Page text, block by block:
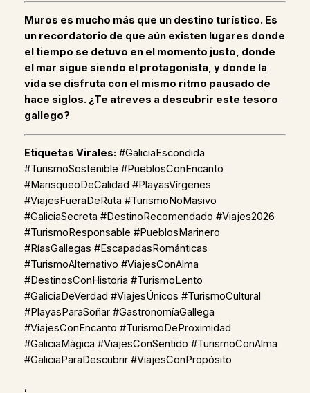
Muros es mucho más que un destino turístico. Es
un recordatorio de que aún existen lugares donde
el tiempo se detuvo en el momento justo, donde
el mar sigue siendo el protagonista, y donde la
vida se disfruta con el mismo ritmo pausado de
hace siglos. ¿Te atreves a descubrir este tesoro
gallego?
Etiquetas Virales: #GaliciaEscondida
#TurismoSostenible #PueblosConEncanto
#MarisqueoDeCalidad #PlayasVírgenes
#ViajesFueraDeRuta #TurismoNoMasivo
#GaliciaSecreta #DestinoRecomendado #Viajes2026
#TurismoResponsable #PueblosMarinero
#RíasGallegas #EscapadasRománticas
#TurismoAlternativo #ViajesConAlma
#DestinosConHistoria #TurismoLento
#GaliciaDeVerdad #ViajesÚnicos #TurismoCultural
#PlayasParaSoñar #GastronomíaGallega
#ViajesConEncanto #TurismoDeProximidad
#GaliciaMágica #ViajesConSentido #TurismoConAlma
#GaliciaParaDescubrir #ViajesConPropósito
,